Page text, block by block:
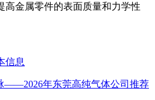
高金属零件的表面质量和力学性
信息
——2026年东莞高纯气体公司推荐